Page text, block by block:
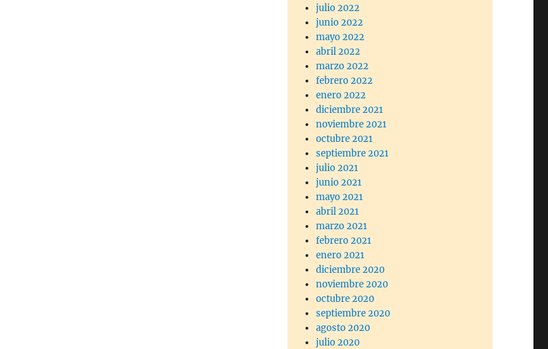
julio 2022
junio 2022
mayo 2022
abril 2022
marzo 2022
febrero 2022
enero 2022
diciembre 2021
noviembre 2021
octubre 2021
septiembre 2021
julio 2021
junio 2021
mayo 2021
abril 2021
marzo 2021
febrero 2021
enero 2021
diciembre 2020
noviembre 2020
octubre 2020
septiembre 2020
agosto 2020
julio 2020